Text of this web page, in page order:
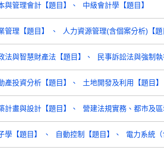
與管理會計【題目】 中級會計學【題目】
管理【題目】 人力資源管理(含個案分析)【題
法與智慧財產法【題目】 民事訴訟法與強制執
產投資分析【題目】 土地開發及利用【題目】
計畫與設計【題目】 營建法規實務、都市及區
學【題目】 自動控制【題目】 電力系統（